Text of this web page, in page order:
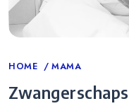
Categories
HOME MAMA